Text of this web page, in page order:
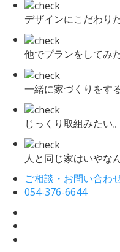
デザインにこだわりた
他でプランをしてみ
一緒に家づくりをす
じっくり取組みたい。
人と同じ家はいやなん
ご相談・お問い合わ
054-376-6644